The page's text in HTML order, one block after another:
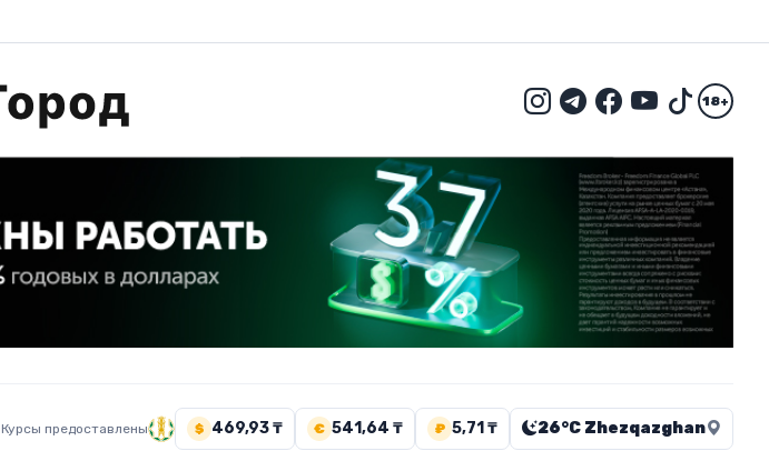
18+
Курсы предоставлены $ 469,93 ₸ € 541,64 ₸ ₽ 5,71 ₸ 26°C Zhezqazghan